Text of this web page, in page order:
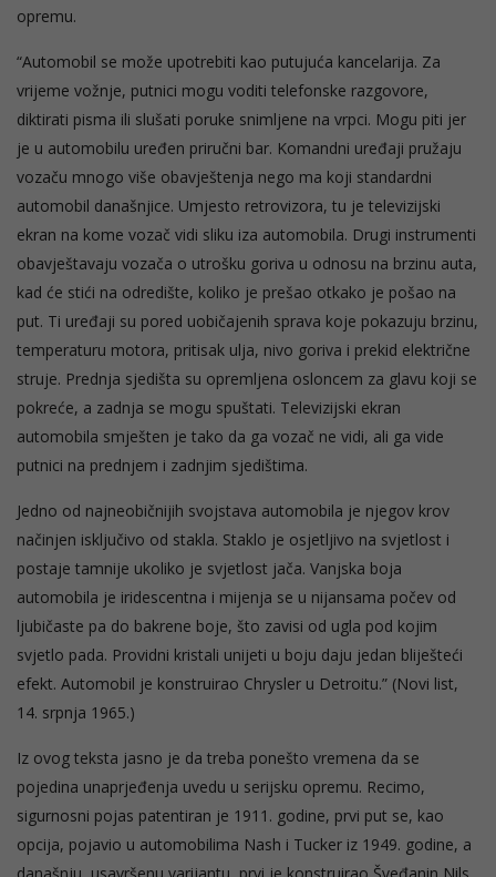
opremu.
“Automobil se može upotrebiti kao putujuća kancelarija. Za
vrijeme vožnje, putnici mogu voditi telefonske razgovore,
diktirati pisma ili slušati poruke snimljene na vrpci. Mogu piti jer
je u automobilu uređen priručni bar. Komandni uređaji pružaju
vozaču mnogo više obavještenja nego ma koji standardni
automobil današnjice. Umjesto retrovizora, tu je televizijski
ekran na kome vozač vidi sliku iza automobila. Drugi instrumenti
obavještavaju vozača o utrošku goriva u odnosu na brzinu auta,
kad će stići na odredište, koliko je prešao otkako je pošao na
put. Ti uređaji su pored uobičajenih sprava koje pokazuju brzinu,
temperaturu motora, pritisak ulja, nivo goriva i prekid električne
struje. Prednja sjedišta su opremljena osloncem za glavu koji se
pokreće, a zadnja se mogu spuštati. Televizijski ekran
automobila smješten je tako da ga vozač ne vidi, ali ga vide
putnici na prednjem i zadnjim sjedištima.
Jedno od najneobičnijih svojstava automobila je njegov krov
načinjen isključivo od stakla. Staklo je osjetljivo na svjetlost i
postaje tamnije ukoliko je svjetlost jača. Vanjska boja
automobila je iridescentna i mijenja se u nijansama počev od
ljubičaste pa do bakrene boje, što zavisi od ugla pod kojim
svjetlo pada. Providni kristali unijeti u boju daju jedan bliješteći
efekt. Automobil je konstruirao Chrysler u Detroitu.” (Novi list,
14. srpnja 1965.)
Iz ovog teksta jasno je da treba ponešto vremena da se
pojedina unaprjeđenja uvedu u serijsku opremu. Recimo,
sigurnosni pojas patentiran je 1911. godine, prvi put se, kao
opcija, pojavio u automobilima Nash i Tucker iz 1949. godine, a